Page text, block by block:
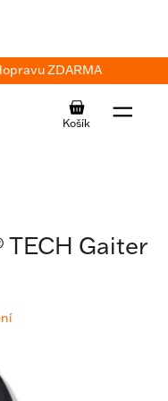
ZDARMA
NÁKUPNÍ
KOŠÍK
Gaiter